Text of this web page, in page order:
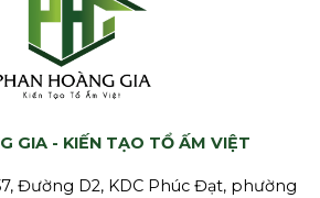
GIA - KIẾN TẠO TỔ ẤM VIỆT
Đường D2, KDC Phúc Đạt, phường